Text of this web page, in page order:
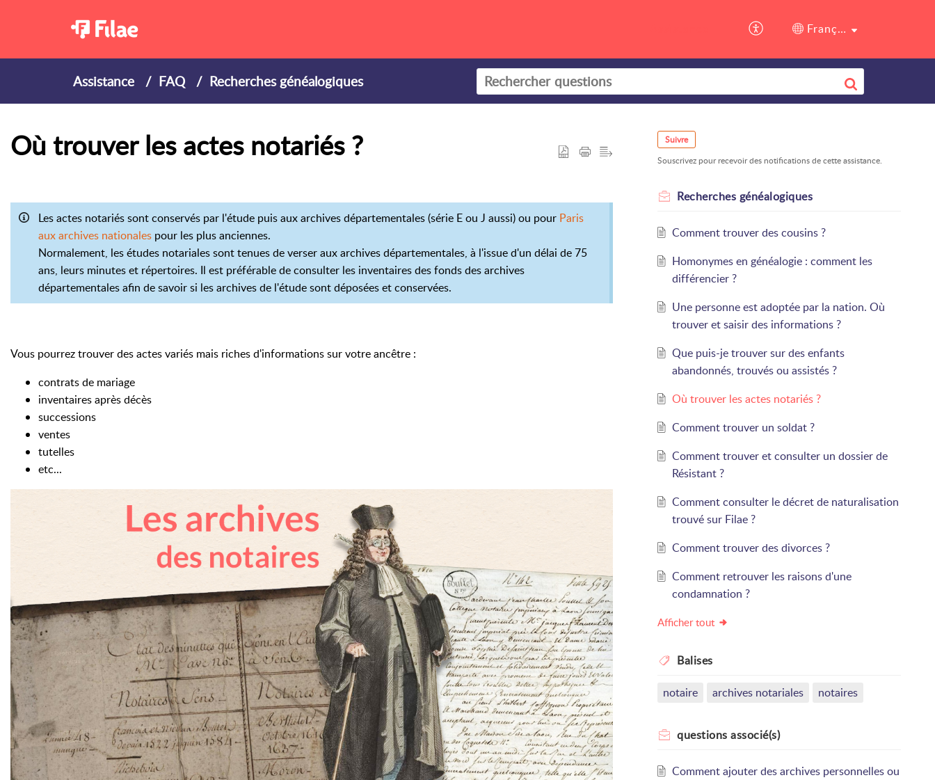
Français (France)
Assistance FAQ Recherches généalogiques
Où trouver les actes notariés ?
Les actes notariés sont conservés par l'étude puis aux archives départementales (série E ou J aussi) ou pour Paris
aux archives nationales pour les plus anciennes.
Normalement, les études notariales sont tenues de verser aux archives départementales, à l'issue d'un délai de 75
ans, leurs minutes et répertoires. Il est préférable de consulter les inventaires des fonds des archives
départementales afin de savoir si les archives de l'étude sont déposées et conservées.
Vous pourrez trouver des actes variés mais riches d'informations sur votre ancêtre :
contrats de mariage
inventaires après décès
successions
ventes
tutelles
etc...
Suivre
Souscrivez pour recevoir des notifications de cette assistance.
Recherches généalogiques
Comment trouver des cousins ?
Homonymes en généalogie : comment les
différencier ?
Une personne est adoptée par la nation. Où
trouver et saisir des informations ?
Que puis-je trouver sur des enfants
abandonnés, trouvés ou assistés ?
Où trouver les actes notariés ?
Comment trouver un soldat ?
Comment trouver et consulter un dossier de
Résistant ?
Comment consulter le décret de naturalisation
trouvé sur Filae ?
Comment trouver des divorces ?
Comment retrouver les raisons d'une
condamnation ?
Afficher tout
Balises
notaire archives notariales notaires
questions associé(s)
Comment ajouter des archives personnelles ou